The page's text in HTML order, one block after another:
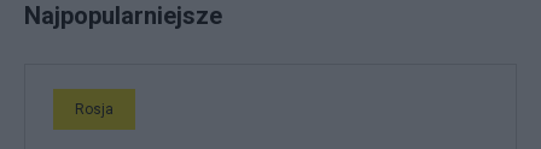
Najpopularniejsze
Rosja